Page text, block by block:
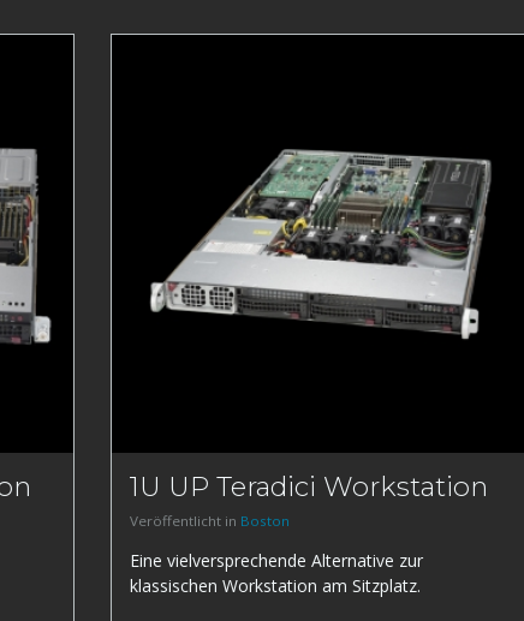
1U UP Teradici Workstation
Veröffentlicht in Boston
Eine vielversprechende Alternative zur
klassischen Workstation am Sitzplatz.